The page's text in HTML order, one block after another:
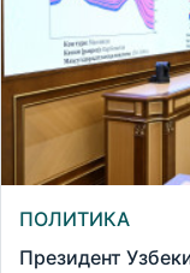
ПОЛИТИКА
Президент